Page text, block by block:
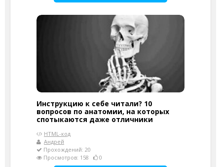
Инструкцию к себе читали? 10
вопросов по анатомии, на которых
спотыкаются даже отличники
HTML-код
Андрей
Прохождений: 20
Просмотров: 158
0